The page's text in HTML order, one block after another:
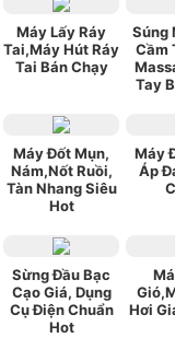
Máy Lấy Ráy
Tai,Máy Hút Ráy
Tai Bán Chạy
Súng
Cầm
Tay
Máy Đốt Mụn,
Nám,Nốt Ruồi,
Tàn Nhang Siêu
Hot
Máy
Áp
Sừng Đầu Bạc
Cạo Giá, Dụng
Cụ Điện Chuẩn
Hot
Hơi